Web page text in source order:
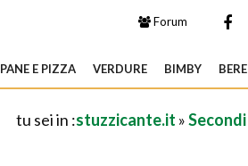
Forum
PANE E PIZZA VERDURE BIMBY BERE
tu sei in :stuzzicante.it »Secondi